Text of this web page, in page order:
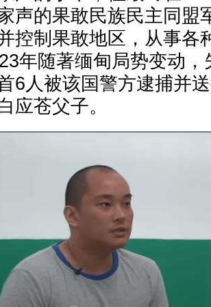
声的果敢民族民主同盟
控制果敢地区，从事各
年随著缅甸局势变动
6人被该国警方逮捕并
应苍父子。